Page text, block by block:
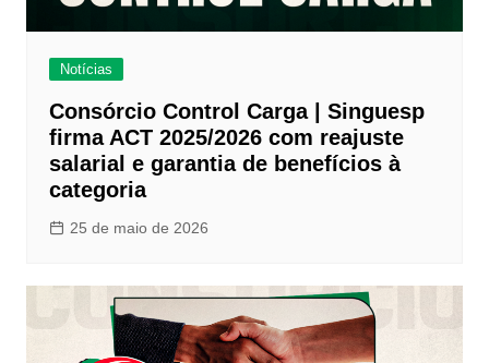
Notícias
Consórcio Control Carga | Singuesp
firma ACT 2025/2026 com reajuste
salarial e garantia de benefícios à
categoria
25 de maio de 2026